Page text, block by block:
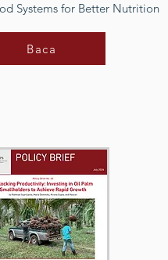
Systems for Better Nutrition
Baca